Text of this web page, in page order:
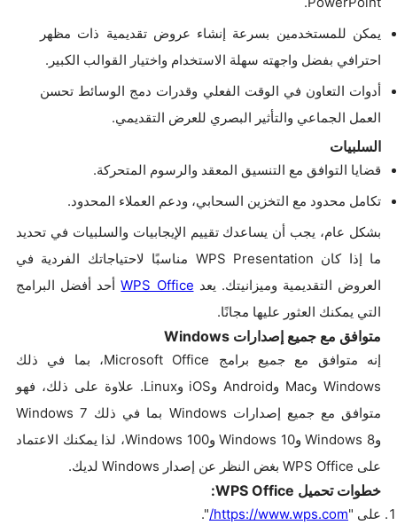
يمكن للمستخدمين بسرعة إنشاء عروض تقديمية ذات مظهر
احترافي بفضل واجهته سهلة الاستخدام واختيار القوالب الكبير.
أدوات التعاون في الوقت الفعلي وقدرات دمج الوسائط تحسن
العمل الجماعي والتأثير البصري للعرض التقديمي.
السلبيات
قضايا التوافق مع التنسيق المعقد والرسوم المتحركة.
تكامل محدود مع التخزين السحابي، ودعم العملاء المحدود.
بشكل عام، يجب أن يساعدك تقييم الإيجابيات والسلبيات في تحديد
ما إذا كان WPS Presentation مناسبًا لاحتياجاتك الفردية في
العروض التقديمية وميزانيتك. يعد WPS Officeأحد أفضل البرامج
التي يمكنك العثور عليها مجانًا.
متوافق مع جميع إصدارات Windows
إنه متوافق مع جميع برامج Microsoft Office، بما في ذلك
Windows وMac وAndroid وiOS وLinux. علاوة على ذلك، فهو
متوافق مع جميع إصدارات Windows بما في ذلك Windows 7
وWindows 8 وWindows 10 وWindows 100، لذا يمكنك الاعتماد
على WPS Office بغض النظر عن إصدار Windows لديك.
خطوات تحميل WPS Office:
على "https://www.wps.com/
".